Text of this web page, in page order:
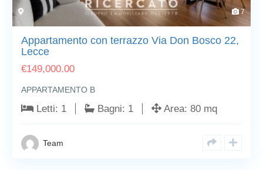
7
Appartamento con terrazzo Via Don Bosco 22,
Lecce
€149,000.00
APPARTAMENTO B
Letti: 1 Bagni: 1 Area: 80 mq
Team